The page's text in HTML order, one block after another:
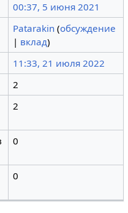
00:37, 5 июня 2021
Patarakin (обсуждение
| вклад)
11:33, 21 июля 2022
2
2
0
0